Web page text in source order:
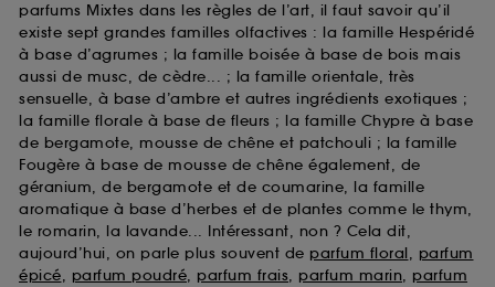
parfums Mixtes dans les règles de l’art, il faut savoir qu’il
existe sept grandes familles olfactives : la famille Hespéridé
à base d’agrumes ; la famille boisée à base de bois mais
aussi de musc, de cèdre... ; la famille orientale, très
sensuelle, à base d’ambre et autres ingrédients exotiques ;
la famille florale à base de fleurs ; la famille Chypre à base
de bergamote, mousse de chêne et patchouli ; la famille
Fougère à base de mousse de chêne également, de
géranium, de bergamote et de coumarine, la famille
aromatique à base d’herbes et de plantes comme le thym,
le romarin, la lavande... Intéressant, non ? Cela dit,
aujourd’hui, on parle plus souvent de parfum floral, parfum
épicé, parfum poudré, parfum frais, parfum marin, parfum